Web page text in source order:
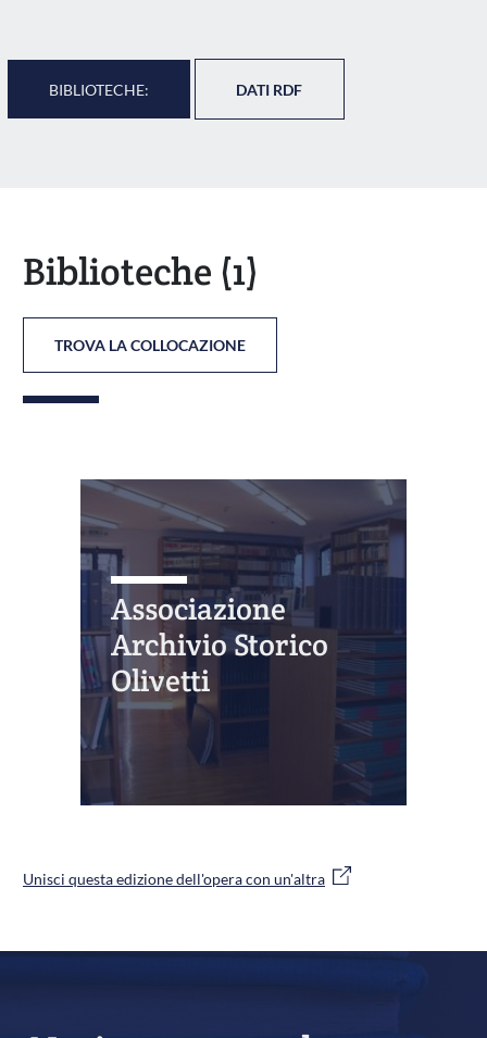
BIBLIOTECHE: DATI RDF
Biblioteche (1)
TROVA LA COLLOCAZIONE
Associazione
Archivio Storico
Olivetti
Unisci questa edizione dell'opera con un'altra